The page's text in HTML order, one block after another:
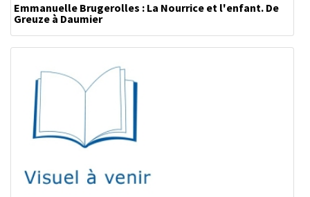
Emmanuelle Brugerolles : La Nourrice et l'enfant. De
Greuze à Daumier